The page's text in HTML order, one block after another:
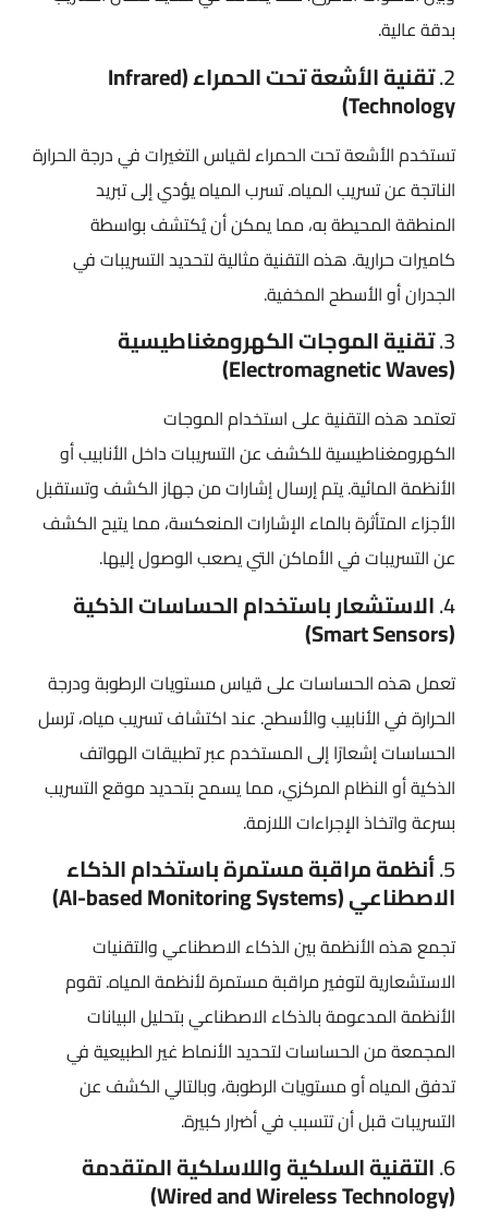
بدقة عالية.
2. تقنية الأشعة تحت الحمراء (Infrared
Technology)
تستخدم الأشعة تحت الحمراء لقياس التغيرات في درجة الحرارة
الناتجة عن تسريب المياه. تسرب المياه يؤدي إلى تبريد
المنطقة المحيطة به، مما يمكن أن يُكتشف بواسطة
كاميرات حرارية. هذه التقنية مثالية لتحديد التسريبات في
الجدران أو الأسطح المخفية.
3. تقنية الموجات الكهرومغناطيسية
(Electromagnetic Waves)
تعتمد هذه التقنية على استخدام الموجات
الكهرومغناطيسية للكشف عن التسريبات داخل الأنابيب أو
الأنظمة المائية. يتم إرسال إشارات من جهاز الكشف وتستقبل
الأجزاء المتأثرة بالماء الإشارات المنعكسة، مما يتيح الكشف
عن التسريبات في الأماكن التي يصعب الوصول إليها.
4. الاستشعار باستخدام الحساسات الذكية
(Smart Sensors)
تعمل هذه الحساسات على قياس مستويات الرطوبة ودرجة
الحرارة في الأنابيب والأسطح. عند اكتشاف تسريب مياه، ترسل
الحساسات إشعارًا إلى المستخدم عبر تطبيقات الهواتف
الذكية أو النظام المركزي، مما يسمح بتحديد موقع التسريب
بسرعة واتخاذ الإجراءات اللازمة.
5. أنظمة مراقبة مستمرة باستخدام الذكاء
الاصطناعي (AI-based Monitoring Systems)
تجمع هذه الأنظمة بين الذكاء الاصطناعي والتقنيات
الاستشعارية لتوفير مراقبة مستمرة لأنظمة المياه. تقوم
الأنظمة المدعومة بالذكاء الاصطناعي بتحليل البيانات
المجمعة من الحساسات لتحديد الأنماط غير الطبيعية في
تدفق المياه أو مستويات الرطوبة، وبالتالي الكشف عن
التسريبات قبل أن تتسبب في أضرار كبيرة.
6. التقنية السلكية واللاسلكية المتقدمة
(Wired and Wireless Technology)